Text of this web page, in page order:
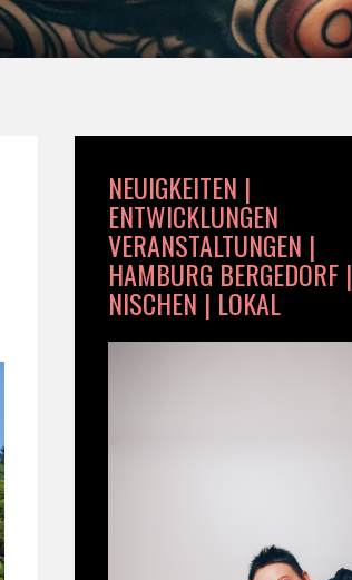
NEUIGKEITEN |
ENTWICKLUNGEN
VERANSTALTUNGEN |
HAMBURG BERGEDORF |
NISCHEN | LOKAL